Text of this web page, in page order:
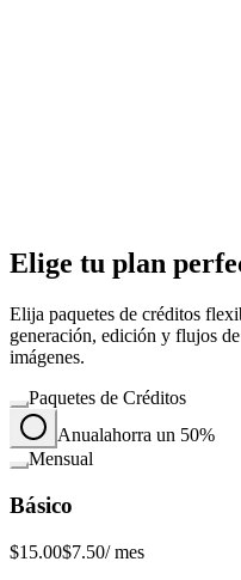
Elige tu plan
Elija paquetes de créditos
generación, edición y flujos
imágenes.
Paquetes de Créditos
Anualahorra un 50%
Mensual
Básico
$15.00$7.50/ mes